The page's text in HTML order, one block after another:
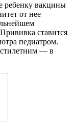
ребенку вакцины
от нее
ставится
педиатром.
— в